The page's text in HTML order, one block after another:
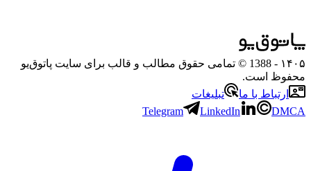
۱۴۰۵
- 1388 © تمامی حقوق مطالب و قالب برای سایت پاتوق‌یو
محفوظ است.
ارتباط با ما
تبلیغات
Telegram
LinkedIn DMCA